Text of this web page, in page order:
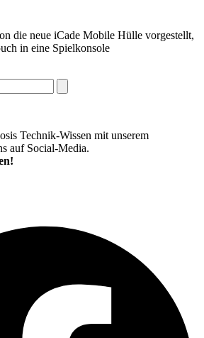
die neue iCade Mobile Hülle vorgestellt,
in eine Spielkonsole
Technik-Wissen mit unserem
auf Social-Media.